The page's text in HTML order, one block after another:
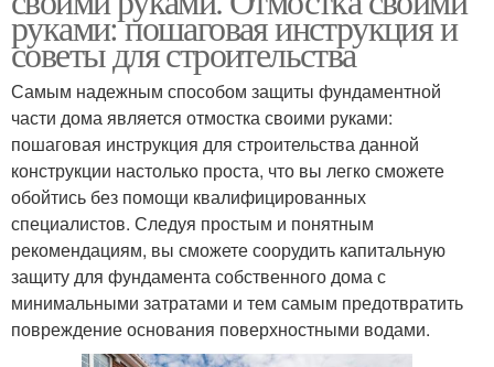
руками: пошаговая инструкция и
советы для строительства
Самым надежным способом защиты фундаментной
части дома является отмостка своими руками:
пошаговая инструкция для строительства данной
конструкции настолько проста, что вы легко сможете
обойтись без помощи квалифицированных
специалистов. Следуя простым и понятным
рекомендациям, вы сможете соорудить капитальную
защиту для фундамента собственного дома с
минимальными затратами и тем самым предотвратить
повреждение основания поверхностными водами.